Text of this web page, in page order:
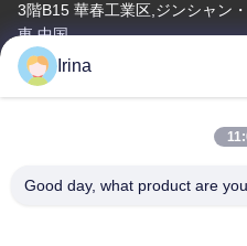
3階B15 華春工業区,ジンシャン
東 中国
テレ
Irina
Good day, what product are